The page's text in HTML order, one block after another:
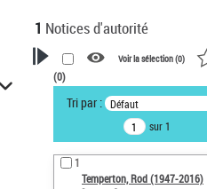
1 Notices d'autorité
VOTRE RECHERCHE
Recherche avancée dans les
notices d’autorité
Œuvres liées à l'auteur :
Temperton, Rod (1947-2016)
Voir la sélection (0)
(0)
Tri par : Défaut
sur 1
1
Temperton, Rod (1947-2016)